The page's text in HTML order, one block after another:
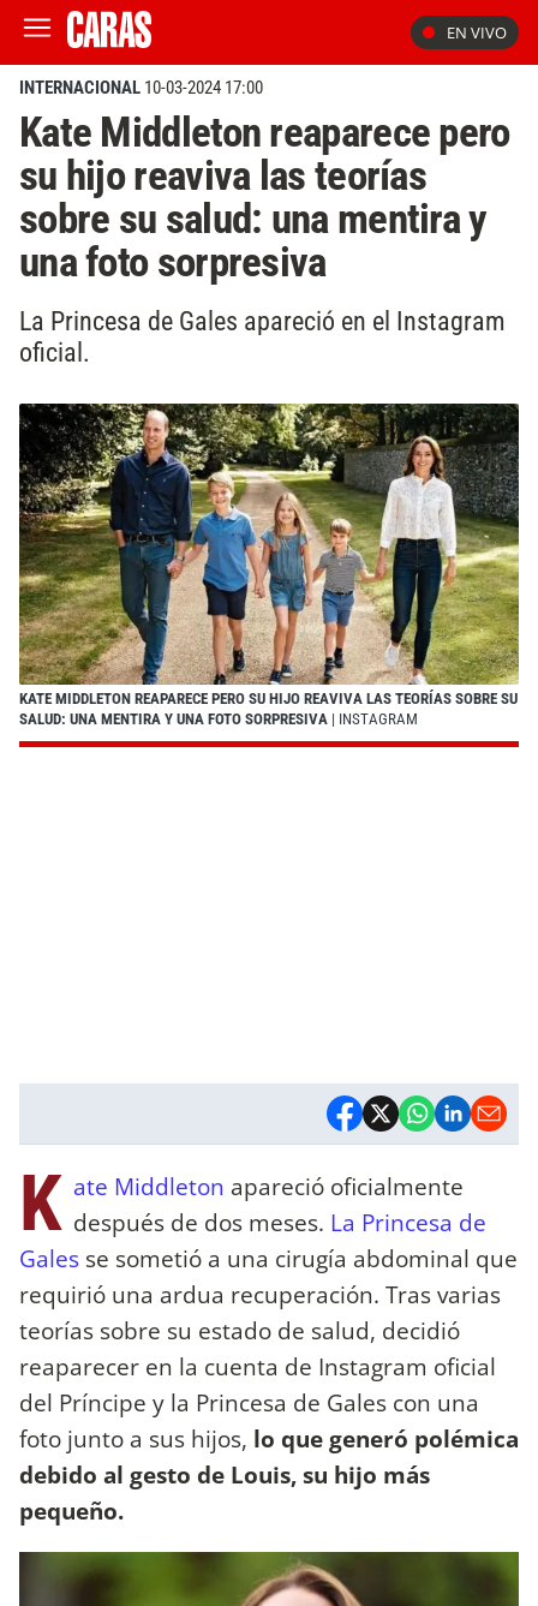
EN VIVO
INTERNACIONAL 10-03-2024 17:00
Kate Middleton reaparece pero
su hijo reaviva las teorías
sobre su salud: una mentira y
una foto sorpresiva
La Princesa de Gales apareció en el Instagram
oficial.
KATE MIDDLETON REAPARECE PERO SU HIJO REAVIVA LAS TEORÍAS SOBRE SU
SALUD: UNA MENTIRA Y UNA FOTO SORPRESIVA | INSTAGRAM
K ate Middleton apareció oficialmente
después de dos meses. La Princesa de
Gales se sometió a una cirugía abdominal que
requirió una ardua recuperación. Tras varias
teorías sobre su estado de salud, decidió
reaparecer en la cuenta de Instagram oficial
del Príncipe y la Princesa de Gales con una
foto junto a sus hijos, lo que generó polémica
debido al gesto de Louis, su hijo más
pequeño.